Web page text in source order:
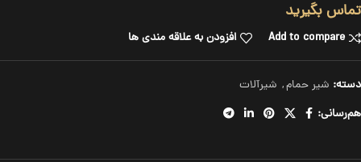
تماس بگیرید
Add to compare افزودن به علاقه مندی ها
دسته: شیر حمام, شیرآلات
هم‌رسانی: